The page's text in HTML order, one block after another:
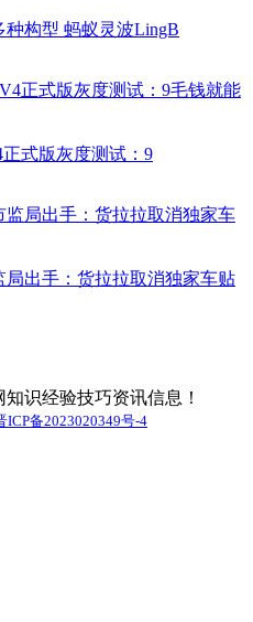
种构型 蚂蚁灵波LingB
正式版灰度测试：9
局出手：货拉拉取消独家车贴
识经验技巧资讯信息！
ICP备2023020349号-4